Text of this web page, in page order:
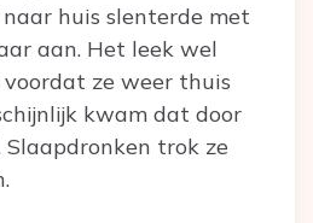
huis slenterde met
aan. Het leek wel
ze weer thuis
kwam dat door
Slaapdronken trok ze